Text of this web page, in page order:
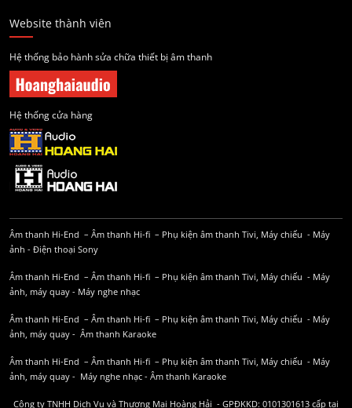
Website thành viên
Hệ thống bảo hành sửa chữa thiết bị âm thanh
Hệ thống cửa hàng
Âm thanh Hi-End – Âm thanh Hi-fi – Phụ kiện âm thanh Tivi, Máy chiếu - Máy
ảnh - Điện thoại Sony
Âm thanh Hi-End – Âm thanh Hi-fi – Phụ kiện âm thanh Tivi, Máy chiếu - Máy
ảnh, máy quay - Máy nghe nhạc
Âm thanh Hi-End – Âm thanh Hi-fi – Phụ kiện âm thanh Tivi, Máy chiếu - Máy
ảnh, máy quay - Âm thanh Karaoke
Âm thanh Hi-End – Âm thanh Hi-fi – Phụ kiện âm thanh Tivi, Máy chiếu - Máy
ảnh, máy quay - Máy nghe nhạc - Âm thanh Karaoke
Công ty TNHH Dịch Vụ và Thương Mại Hoàng Hải - GPĐKKD: 0101301613 cấp tại